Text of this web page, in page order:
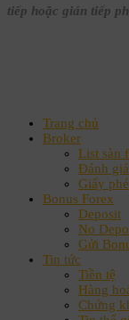
tiếp hoặc gián tiếp
Trang chủ
Broker
List sàn
Đánh
Giấy
Bonus Forex
Deposit
No
Gửi
Tin tức
Tiền tệ
Hàng
Chứng